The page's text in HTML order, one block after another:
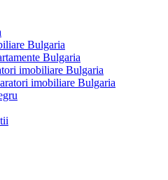
Bulgaria
Bulgaria
imobiliare Bulgaria
imobiliare Bulgaria